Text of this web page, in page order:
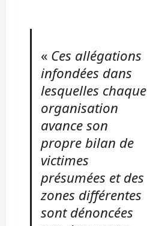
« Ces allégations
infondées dans
lesquelles chaque
organisation
avance son
propre bilan de
victimes
présumées et des
zones différentes
sont dénoncées